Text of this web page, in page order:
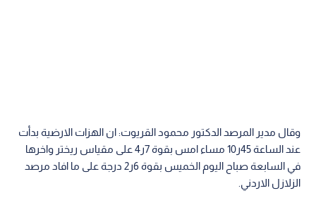
وقال مدير المرصد الدكتور محمود القريوت: ان الهزات الارضية بدأت
عند الساعة 45ر10 مساء امس بقوة 7ر4 على مقياس ريختر واخرها
في السابعة صباح اليوم الخميس بقوة 6ر2 درجة على ما افاد مرصد
الزلازل الاردني.